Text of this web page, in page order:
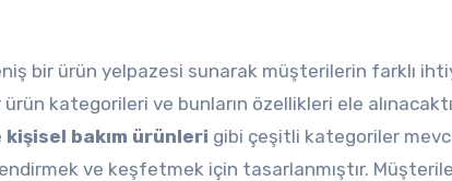
bir ürün yelpazesi sunarak müşterilerin farklı
kategorileri ve bunların özellikleri ele
kişisel bakım ürünleri gibi çeşitli kategoriler
ve keşfetmek için tasarlanmıştır.